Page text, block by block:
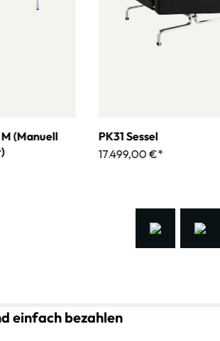
(Manuell
PK31 Sessel
17.499,00 €*
einfach bezahlen